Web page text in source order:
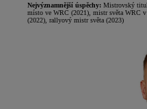
Nejvýznamnější úspěchy: Mistrovský
místo ve WRC (2021), mistr světa WRC
(2022), rallyový mistr světa (2023)